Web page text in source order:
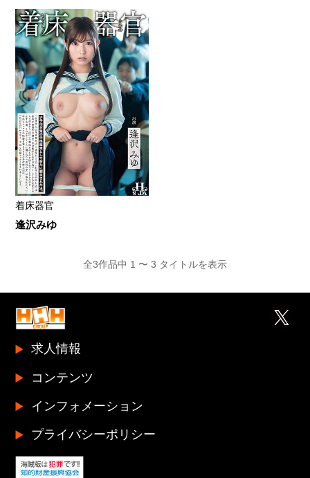
着床器官
逢沢みゆ
全3作品中 1 〜 3 タイトルを表示
求人情報
コンテンツ
インフォメーション
プライバシーポリシー